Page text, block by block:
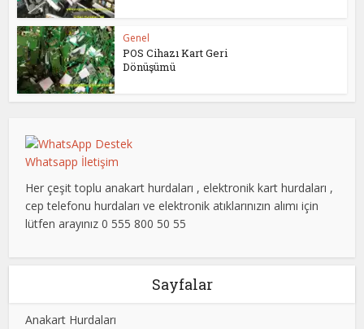
Genel
POS Cihazı Kart Geri
Dönüşümü
Whatsapp İletişim
Her çeşit toplu anakart hurdaları , elektronik kart hurdaları ,
cep telefonu hurdaları ve elektronik atıklarınızın alımı için
lütfen arayınız 0 555 800 50 55
Sayfalar
Anakart Hurdaları